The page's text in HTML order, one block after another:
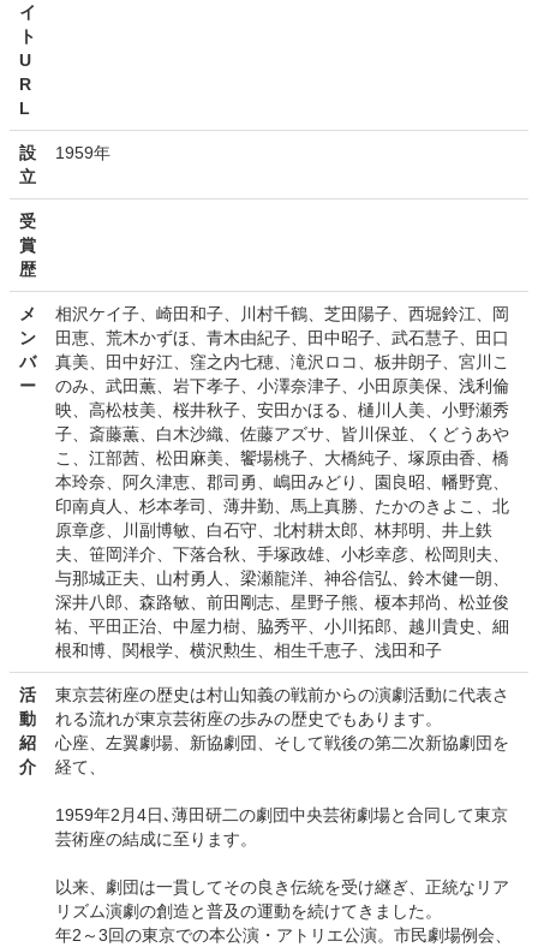
イ
ト
U
R
L
設
立
1959年
受
賞
歴
メ
ン
バ
ー
相沢ケイ子、崎田和子、川村千鶴、芝田陽子、西堀鈴江、岡
田恵、荒木かずほ、青木由紀子、田中昭子、武石慧子、田口
真美、田中好江、窪之内七穂、滝沢ロコ、板井朗子、宮川こ
のみ、武田薫、岩下孝子、小澤奈津子、小田原美保、浅利倫
映、高松枝美、桜井秋子、安田かほる、樋川人美、小野瀬秀
子、斎藤薫、白木沙織、佐藤アズサ、皆川保並、くどうあや
こ、江部茜、松田麻美、饗場桃子、大橋純子、塚原由香、橋
本玲奈、阿久津恵、郡司勇、嶋田みどり、園良昭、幡野寛、
印南貞人、杉本孝司、薄井勤、馬上真勝、たかのきよこ、北
原章彦、川副博敏、白石守、北村耕太郎、林邦明、井上鉄
夫、笹岡洋介、下落合秋、手塚政雄、小杉幸彦、松岡則夫、
与那城正夫、山村勇人、梁瀬龍洋、神谷信弘、鈴木健一朗、
深井八郎、森路敏、前田剛志、星野子熊、榎本邦尚、松並俊
祐、平田正治、中屋力樹、脇秀平、小川拓郎、越川貴史、細
根和博、関根学、横沢勲生、相生千恵子、浅田和子
活
動
紹
介
東京芸術座の歴史は村山知義の戦前からの演劇活動に代表さ
れる流れが東京芸術座の歩みの歴史でもあります。
心座、左翼劇場、新協劇団、そして戦後の第二次新協劇団を
経て、
1959年2月4日､薄田研二の劇団中央芸術劇場と合同して東京
芸術座の結成に至ります。
以来、劇団は一貫してその良き伝統を受け継ぎ、正統なリア
リズム演劇の創造と普及の運動を続けてきました。
年2～3回の東京での本公演・アトリエ公演。市民劇場例会、